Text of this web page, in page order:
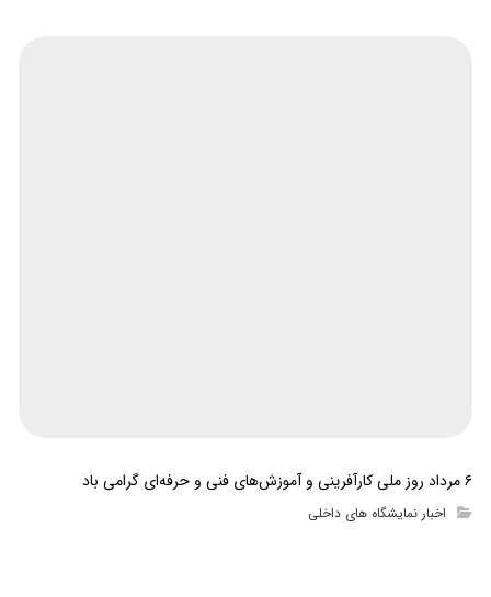
۶ مرداد روز ملی کارآفرینی و آموزش‌های فنی و حرفه‌ای گرامی باد
اخبار نمایشگاه های داخلی